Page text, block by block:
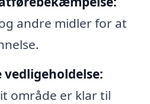
andre midler for at
vedligeholdelse:
område er klar til